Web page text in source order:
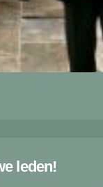
leden!